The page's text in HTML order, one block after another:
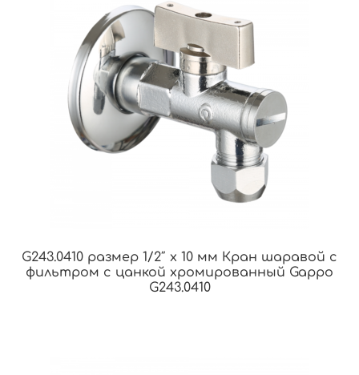
G243.0410 размер 1/2″ х 10 мм Кран шаравой с
фильтром с цанкой хромированный Gappo
G243.0410